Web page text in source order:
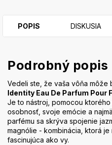
POPIS DISKUSIA
Podrobný popis
Vedeli ste, že vaša vôňa môže
Identity Eau De Parfum Pour
Je to nástroj, pomocou
osobnosť, svoje emócie a
parfému sa skrýva spojenie
magnólie - kombinácia, ktorá
fascinujúca ako vy.